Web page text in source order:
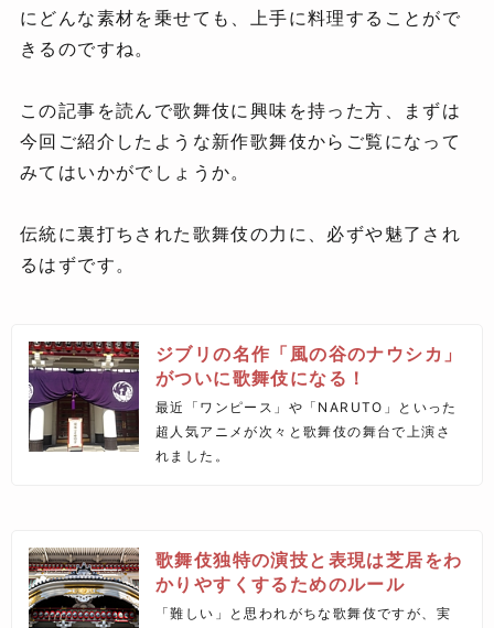
にどんな素材を乗せても、上手に料理することがで
きるのですね。
この記事を読んで歌舞伎に興味を持った方、まずは
今回ご紹介したような新作歌舞伎からご覧になって
みてはいかがでしょうか。
伝統に裏打ちされた歌舞伎の力に、必ずや魅了され
るはずです。
ジブリの名作「風の谷のナウシカ」
がついに歌舞伎になる！
最近「ワンピース」や「NARUTO」といった
超人気アニメが次々と歌舞伎の舞台で上演さ
れました。
歌舞伎独特の演技と表現は芝居をわ
かりやすくするためのルール
「難しい」と思われがちな歌舞伎ですが、実